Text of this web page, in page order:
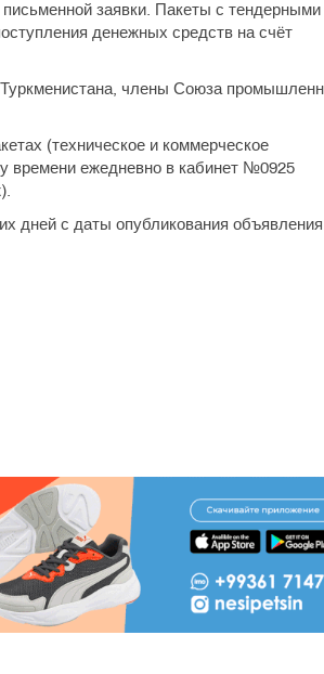
заявки. Пакеты с тендерными
денежных средств на счёт
члены Союза
(техническое и коммерческое
времени ежедневно в кабинет №0925
дней с даты опубликования